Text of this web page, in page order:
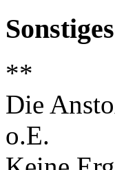
Sonstiges
**
Die
o.E.